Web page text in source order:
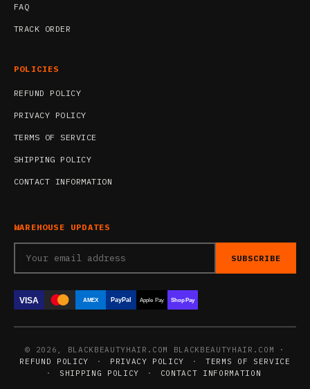
FAQ
TRACK ORDER
POLICIES
REFUND POLICY
PRIVACY POLICY
TERMS OF SERVICE
SHIPPING POLICY
CONTACT INFORMATION
WAREHOUSE UPDATES
SUBSCRIBE
VISA AMEX PayPal Apple Pay Shop Pay
© 2026, BLACKBEAUTYHAIR.COM BLACKBEAUTYHAIR.COM ·
REFUND POLICY
· PRIVACY POLICY ·
TERMS OF SERVICE
·
SHIPPING POLICY · CONTACT INFORMATION